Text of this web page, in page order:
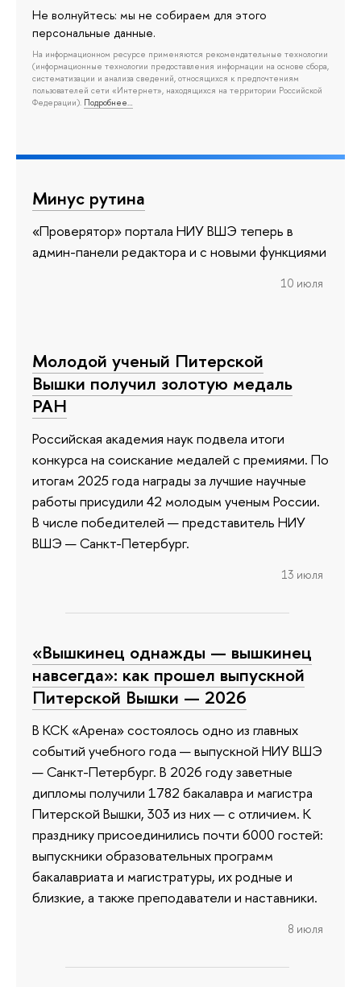
Не волнуйтесь: мы не собираем для этого
персональные данные.
На информационном ресурсе применяются рекомендательные технологии
(информационные технологии предоставления информации на основе сбора,
систематизации и анализа сведений, относящихся к предпочтениям
пользователей сети «Интернет», находящихся на территории Российской
Федерации). Подробнее…
Минус рутина
«Проверятор» портала НИУ ВШЭ теперь в
админ-панели редактора и с новыми функциями
10 июля
Молодой ученый Питерской
Вышки получил золотую медаль
РАН
Российская академия наук подвела итоги
конкурса на соискание медалей с премиями. По
итогам 2025 года награды за лучшие научные
работы присудили 42 молодым ученым России.
В числе победителей — представитель НИУ
ВШЭ — Санкт-Петербург.
13 июля
«Вышкинец однажды — вышкинец
навсегда»: как прошел выпускной
Питерской Вышки — 2026
В КСК «Арена» состоялось одно из главных
событий учебного года — выпускной НИУ ВШЭ
— Санкт-Петербург. В 2026 году заветные
дипломы получили 1782 бакалавра и магистра
Питерской Вышки, 303 из них — с отличием. К
празднику присоединились почти 6000 гостей:
выпускники образовательных программ
бакалавриата и магистратуры, их родные и
близкие, а также преподаватели и наставники.
8 июля